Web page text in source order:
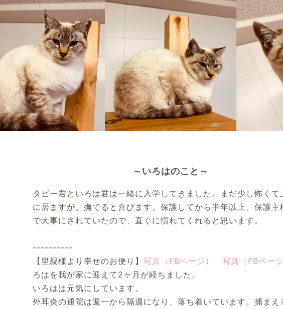
～いろはのこと～
タビー君といろは君は一緒に入学してきました。まだ少し怖くて
に居ますが、撫でると喜びます。保護してから半年以上、保護主
で大事にされていたので、直ぐに慣れてくれると思います。
----------
【里親様より幸せのお便り】写真（FBページ）
写真（FBペー
ろはを我が家に迎えて2ヶ月が経ちました。
いろはは元気にしています。
外耳炎の通院は週一から隔週になり、落ち着いています。捕まえ